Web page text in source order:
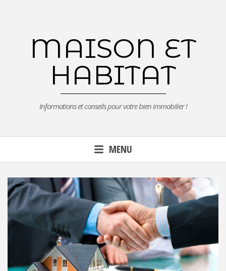
MAISON ET
HABITAT
Informations et conseils pour votre bien immobilier !
MENU